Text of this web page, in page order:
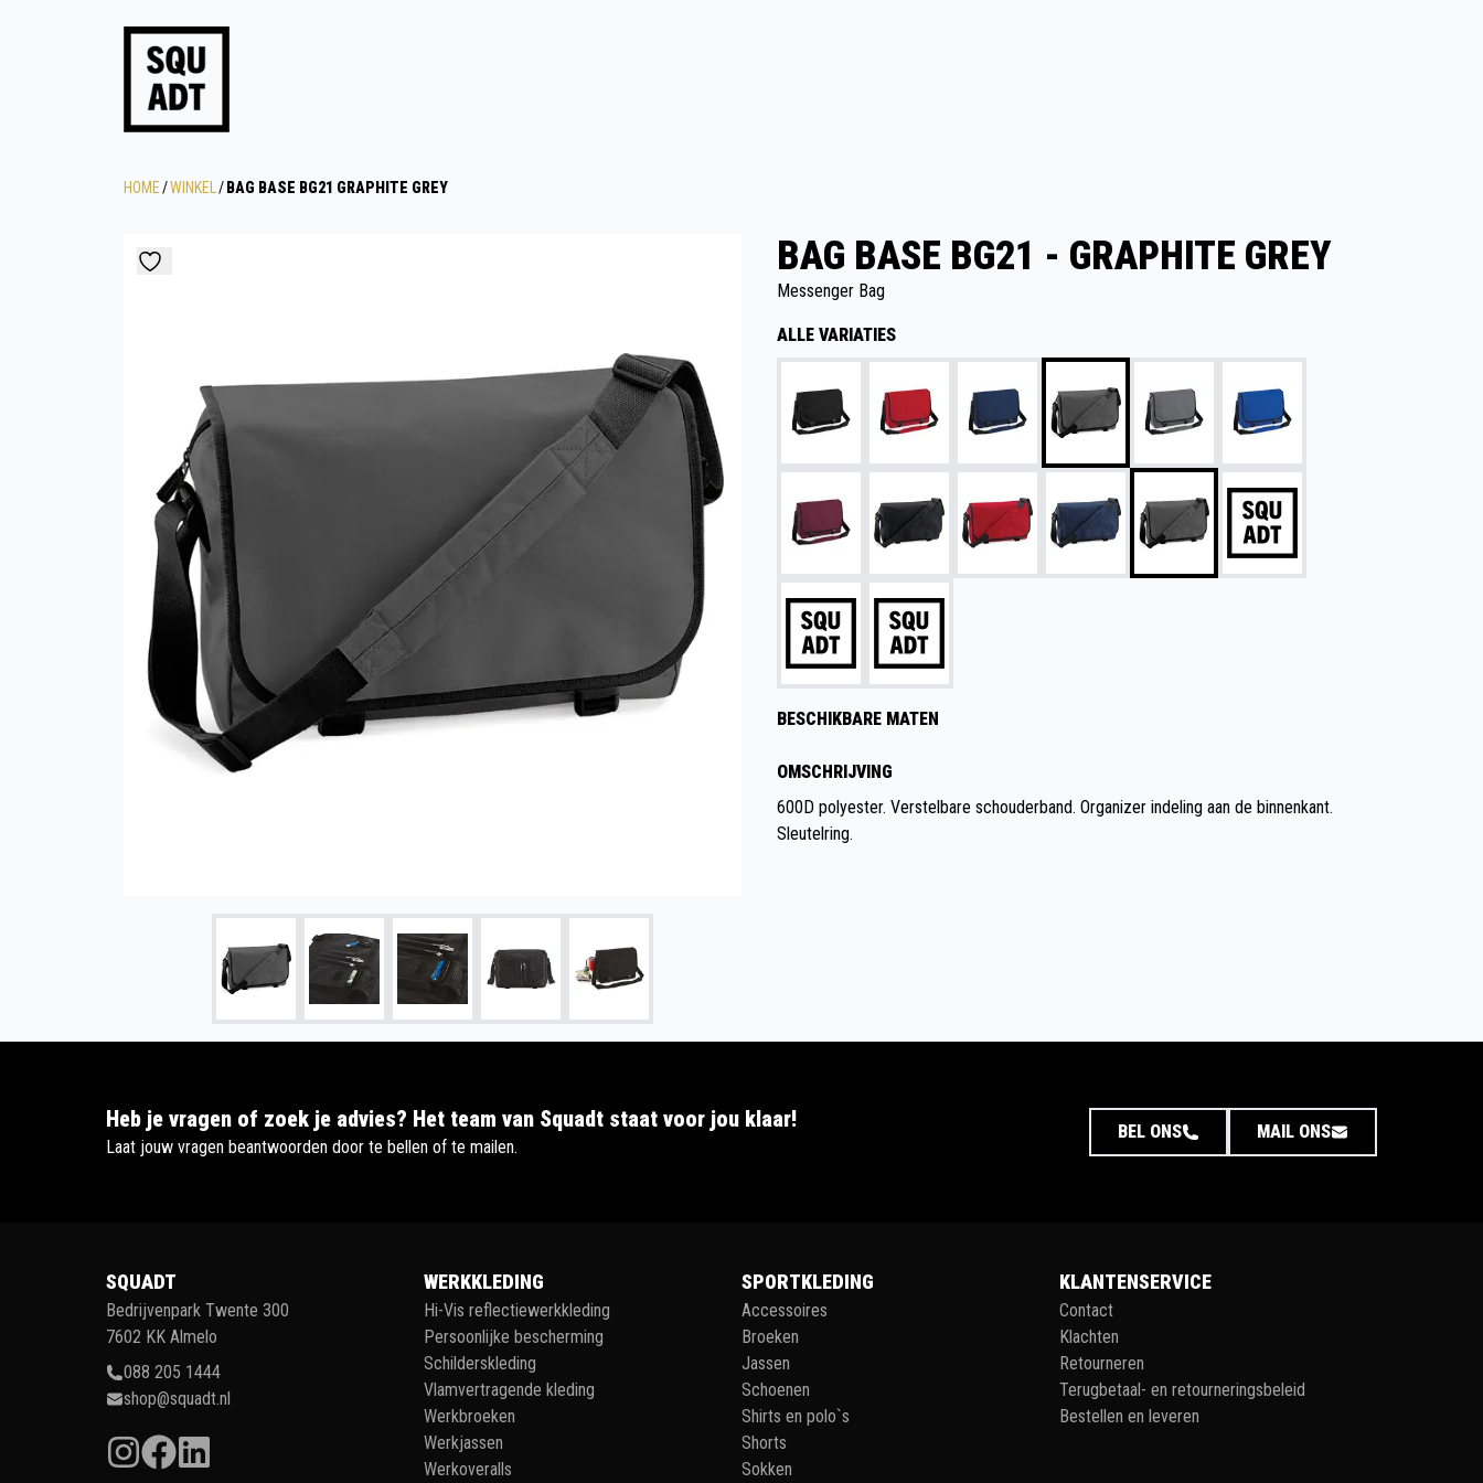
HOME/WINKEL / BAG BASE BG21 GRAPHITE GREY
BAG BASE BG21 - GRAPHITE GREY
Messenger Bag
ALLE VARIATIES
BESCHIKBARE MATEN
OMSCHRIJVING
600D polyester. Verstelbare schouderband. Organizer indeling aan de binnenkant.
Sleutelring.
Heb je vragen of zoek je advies? Het team van Squadt staat voor jou klaar!
Laat jouw vragen beantwoorden door te bellen of te mailen.
BEL ONS MAIL ONS
SQUADT
Bedrijvenpark Twente 300
7602 KK Almelo
088 205 1444
shop@squadt.nl
WERKKLEDING
Hi-Vis reflectiewerkkleding
Persoonlijke bescherming
Schilderskleding
Vlamvertragende kleding
Werkbroeken
Werkjassen
Werkoveralls
SPORTKLEDING
Accessoires
Broeken
Jassen
Schoenen
Shirts en polo`s
Shorts
Sokken
KLANTENSERVICE
Contact
Klachten
Retourneren
Terugbetaal- en retourneringsbeleid
Bestellen en leveren